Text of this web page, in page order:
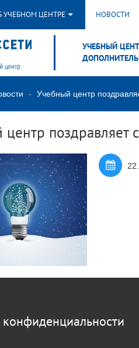
УЧЕБНОМ ЦЕНТРЕ НОВОСТИ
УЧЕБНЫЙ
Учебный центр
центр